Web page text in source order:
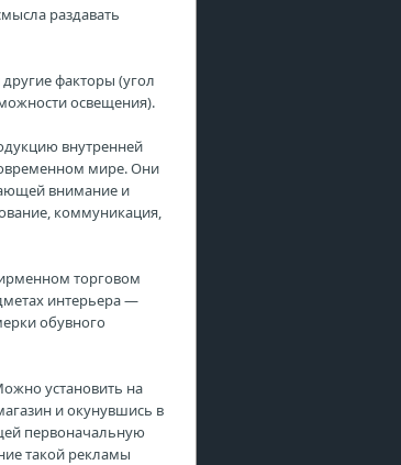
раздавать
факторы (угол
освещения).
внутренней
мире. Они
внимание и
коммуникация,
торговом
интерьера —
обувного
установить на
и окунувшись в
первоначальную
такой рекламы